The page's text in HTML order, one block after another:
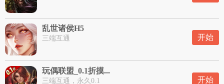
乱世诸侯H5
三端互通 开始
玩偶联盟_0.1折摸...
三端互通，永久0.1 开始